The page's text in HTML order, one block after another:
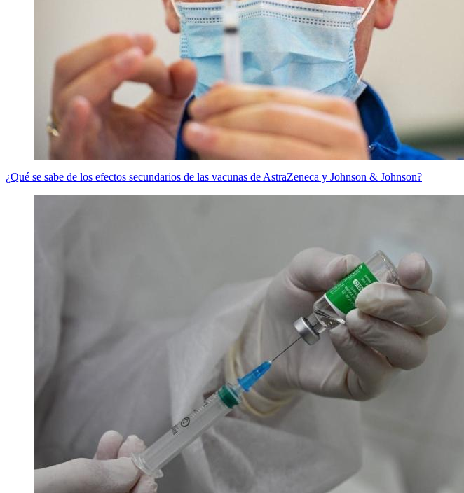
¿Qué se sabe de los efectos secundarios de las vacunas de AstraZeneca y Johnson & Johnson?